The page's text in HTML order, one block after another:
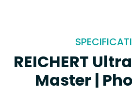
REICHERT
Master |